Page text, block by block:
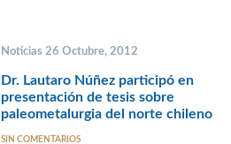
Noticias 26 Octubre, 2012
Dr. Lautaro Núñez participó en
presentación de tesis sobre
paleometalurgia del norte chileno
SIN COMENTARIOS